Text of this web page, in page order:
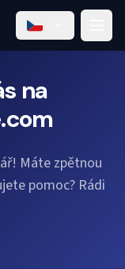
na
Máte zpětnou
pomoc? Rádi